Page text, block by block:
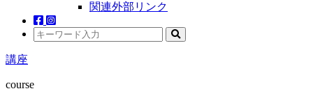
関連外部リンク
講座
course